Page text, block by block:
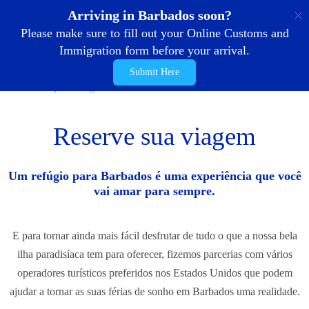
Arriving in Barbados soon?
Please make sure to fill out your Online Customs and
Immigration form before your arrival.
Submit Here
PARCEIROS DE VIAGEM
Reserve sua viagem
Um refúgio para Barbados é uma experiência que você
vai amar para sempre.
E para tornar ainda mais fácil desfrutar de tudo o que a nossa bela
ilha paradisíaca tem para oferecer, fizemos parcerias com vários
operadores turísticos preferidos nos Estados Unidos que podem
ajudar a tornar as suas férias de sonho em Barbados uma realidade.